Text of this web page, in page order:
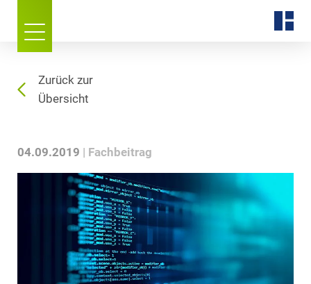
Zurück zur
Übersicht
04.09.2019 Fachbeitrag